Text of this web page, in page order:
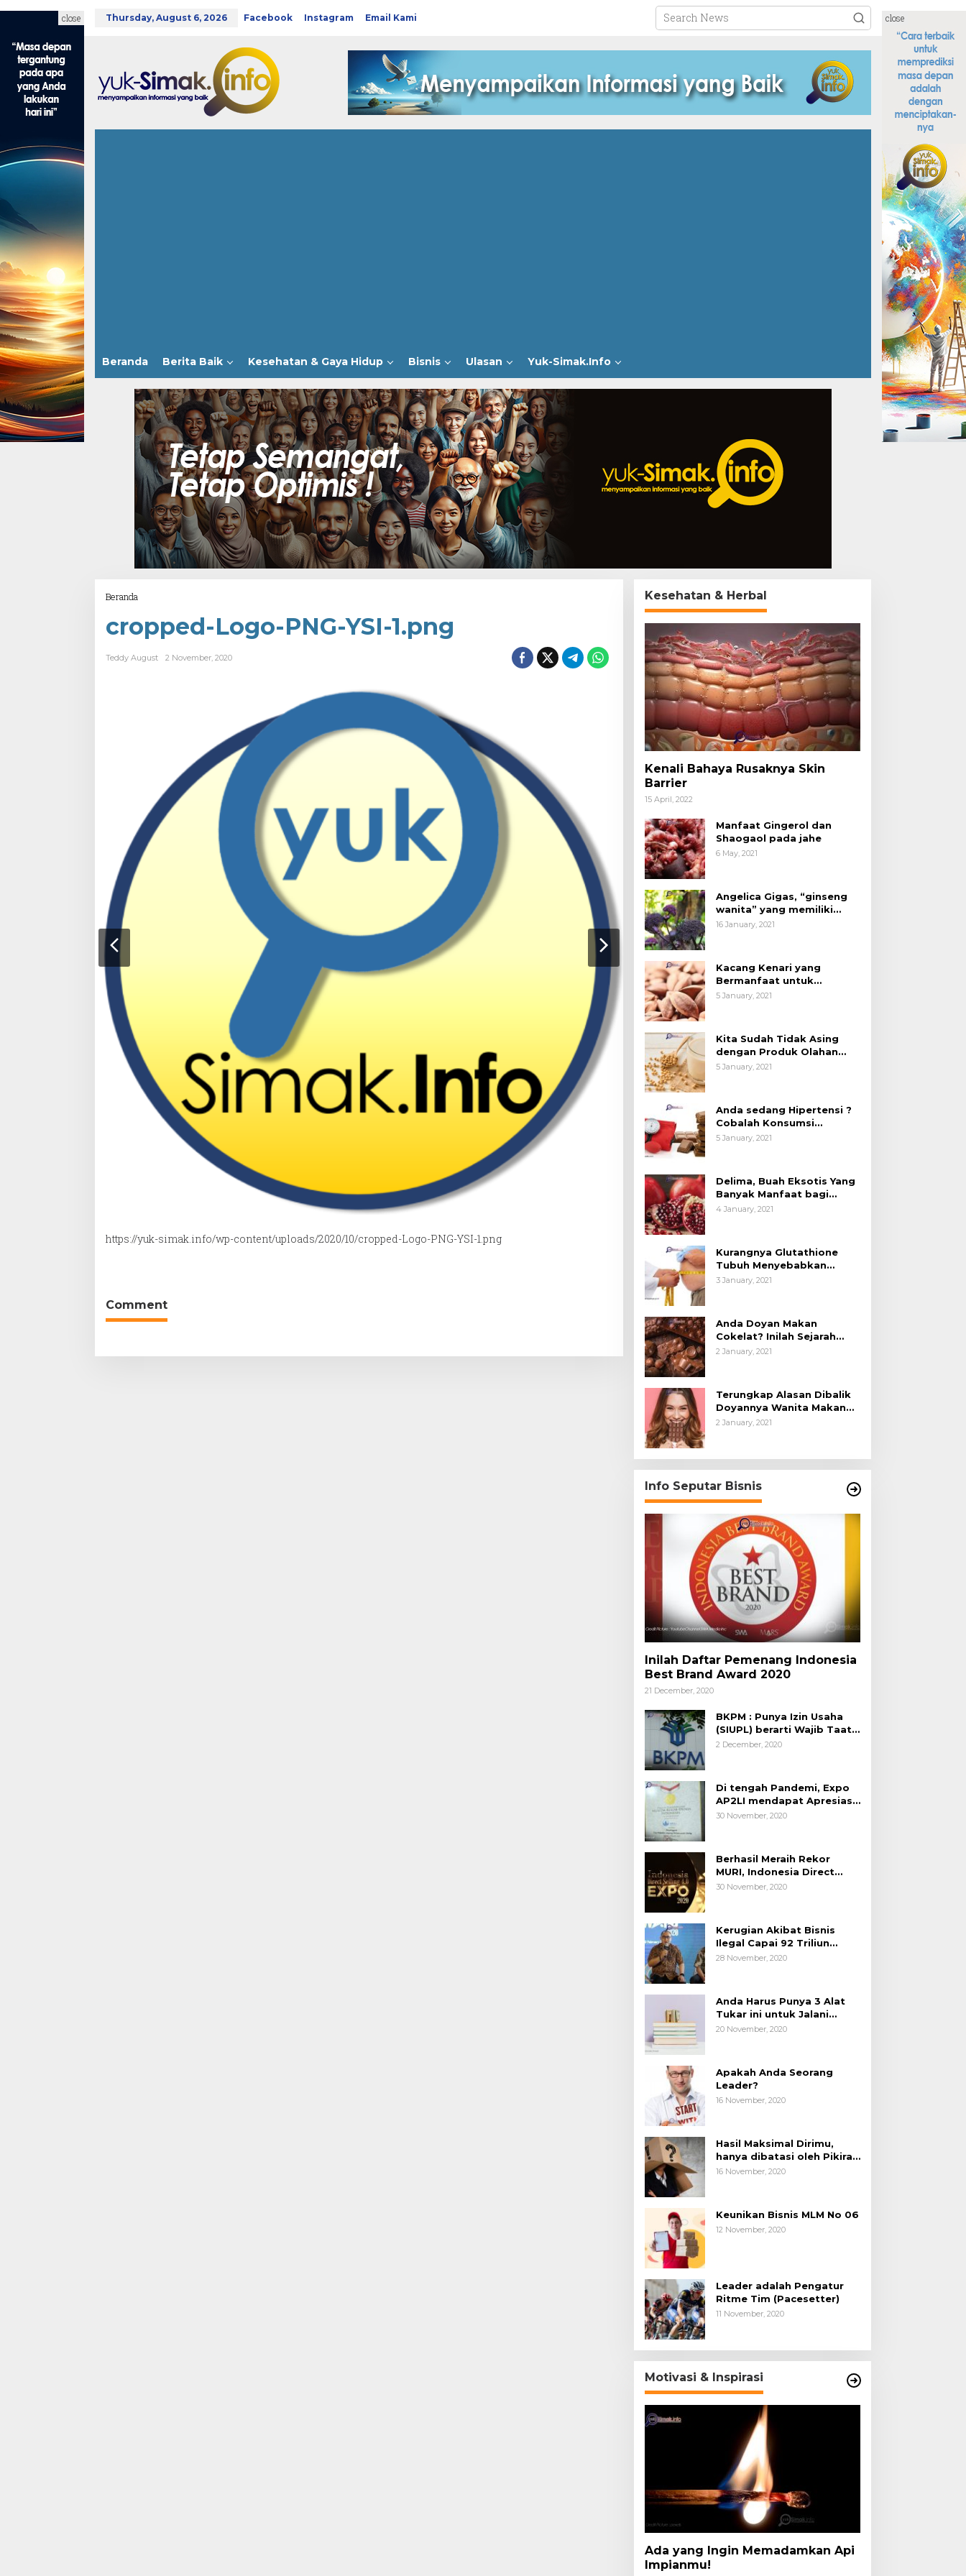
Thursday, August 6, 2026 Facebook Instagram Email Kami
Beranda Berita Baik Kesehatan & Gaya Hidup Bisnis Ulasan Yuk-Simak.Info
close close
Beranda
cropped-Logo-PNG-YSI-1.png
Teddy August 2 November, 2020
https://yuk-simak.info/wp-content/uploads/2020/10/cropped-Logo-PNG-YSI-1.png
Comment
Kesehatan & Herbal
Kenali Bahaya Rusaknya Skin
Barrier
15 April, 2022
Manfaat Gingerol dan
Shaogaol pada jahe
6 May, 2021
Angelica Gigas, “ginseng
wanita” yang memiliki
peran mengatasi kanker.
16 January, 2021
Kacang Kenari yang
Bermanfaat untuk
Kesehatan (Bukan Hanya
5 January, 2021
Kita Sudah Tidak Asing
dengan Produk Olahan
Kedelai, Tapi Sudah Tahu
5 January, 2021
Anda sedang Hipertensi ?
Cobalah Konsumsi
Cokelat.
5 January, 2021
Delima, Buah Eksotis Yang
Banyak Manfaat bagi
Tubuh
4 January, 2021
Kurangnya Glutathione
Tubuh Menyebabkan
Obesitas
3 January, 2021
Anda Doyan Makan
Cokelat? Inilah Sejarah
Awalnya Cokelat di Dunia
2 January, 2021
Terungkap Alasan Dibalik
Doyannya Wanita Makan
Cokelat
2 January, 2021
Info Seputar Bisnis
Inilah Daftar Pemenang Indonesia
Best Brand Award 2020
21 December, 2020
BKPM : Punya Izin Usaha
(SIUPL) berarti Wajib Taat
Aturan
2 December, 2020
Di tengah Pandemi, Expo
AP2LI mendapat Apresiasi
Rekor MURI
30 November, 2020
Berhasil Meraih Rekor
MURI, Indonesia Direct
Selling 4.0 Expo 2020
30 November, 2020
Kerugian Akibat Bisnis
Ilegal Capai 92 Triliun
Rupiah, AP2LI menghimbau
28 November, 2020
Anda Harus Punya 3 Alat
Tukar ini untuk Jalani
Hidup.
20 November, 2020
Apakah Anda Seorang
Leader?
16 November, 2020
Hasil Maksimal Dirimu,
hanya dibatasi oleh Pikiran
Negatif.
16 November, 2020
Keunikan Bisnis MLM No 06
12 November, 2020
Leader adalah Pengatur
Ritme Tim (Pacesetter)
11 November, 2020
Motivasi & Inspirasi
Ada yang Ingin Memadamkan Api
Impianmu!